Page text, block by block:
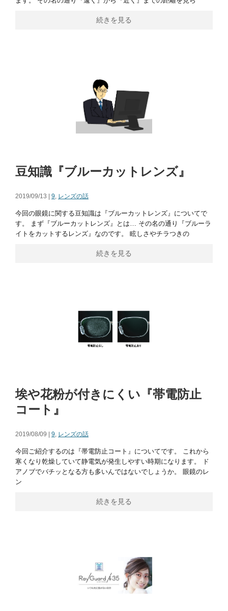
続きを見る
豆知識『ブルーカットレンズ』
2019/09/13 | 9 レンズの話
今回の眼鏡に関する豆知識は『ブルーカットレンズ』についてで
す。 まず『ブルーカットレンズ』とは… その名の通り『ブルーラ
イトをカットするレンズ』なのです。 眩しさやチラつきの
続きを見る
埃や花粉が付きにくい『帯電防止
コート』
2019/08/09 | 9 レンズの話
今回ご紹介するのは『帯電防止コート』についてです。 これから
寒くなり乾燥していて静電気が発生しやすい時期になります。 ド
アノブでバチッとなる方も多いんではないでしょうか。 眼鏡のレ
ン
続きを見る